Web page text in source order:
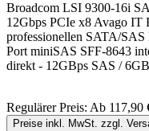
Broadcom LSI 9300-16i
12Gbps PCIe x8 Avago IT
professionellen SATA/
Port miniSAS SFF-8643
direkt - 12GBps SAS /
Regulärer Preis: Ab 117,90
Preise inkl. MwSt. zzgl.